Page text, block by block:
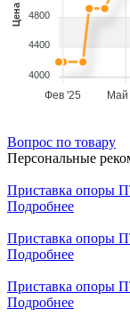
Фев '25 Май
4800
4400
4000
Цена
Вопрос по товару
Персональные
Приставка опоры
Подробнее
Приставка опоры
Подробнее
Приставка опоры
Подробнее